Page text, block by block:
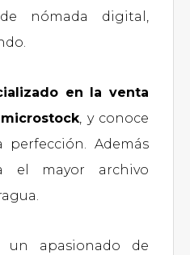
nómada digital,
en la venta
, y conoce
Además
el mayor archivo
apasionado de